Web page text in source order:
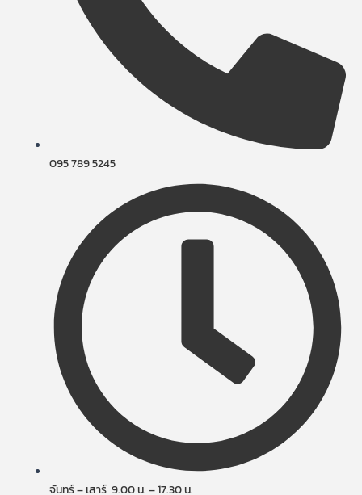
095 789 5245
จันทร์ – เสาร์ 9.00 น. – 17.30 น.